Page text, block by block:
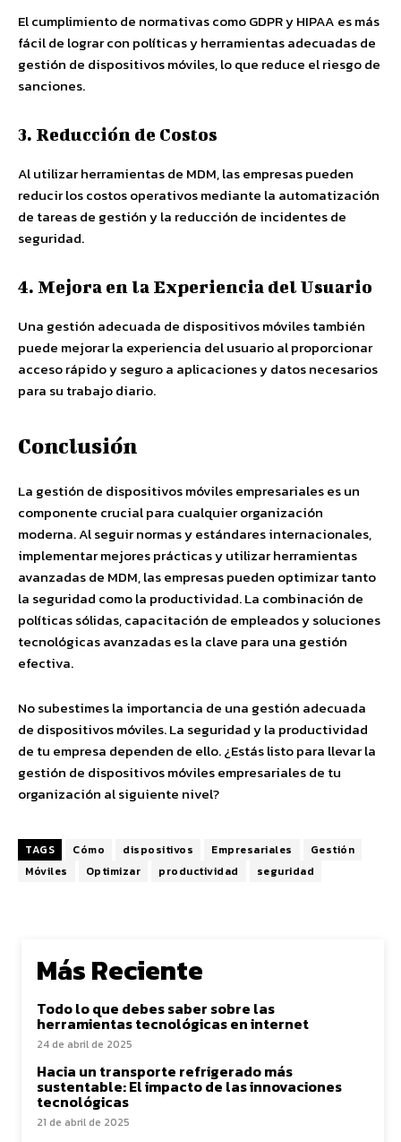
El cumplimiento de normativas como GDPR y HIPAA es más
fácil de lograr con políticas y herramientas adecuadas de
gestión de dispositivos móviles, lo que reduce el riesgo de
sanciones.
3. Reducción de Costos
Al utilizar herramientas de MDM, las empresas pueden
reducir los costos operativos mediante la automatización
de tareas de gestión y la reducción de incidentes de
seguridad.
4. Mejora en la Experiencia del Usuario
Una gestión adecuada de dispositivos móviles también
puede mejorar la experiencia del usuario al proporcionar
acceso rápido y seguro a aplicaciones y datos necesarios
para su trabajo diario.
Conclusión
La gestión de dispositivos móviles empresariales es un
componente crucial para cualquier organización
moderna. Al seguir normas y estándares internacionales,
implementar mejores prácticas y utilizar herramientas
avanzadas de MDM, las empresas pueden optimizar tanto
la seguridad como la productividad. La combinación de
políticas sólidas, capacitación de empleados y soluciones
tecnológicas avanzadas es la clave para una gestión
efectiva.
No subestimes la importancia de una gestión adecuada
de dispositivos móviles. La seguridad y la productividad
de tu empresa dependen de ello. ¿Estás listo para llevar la
gestión de dispositivos móviles empresariales de tu
organización al siguiente nivel?
TAGS Cómo dispositivos Empresariales
Gestión
Móviles
Optimizar productividad seguridad
Más Reciente
Todo lo que debes saber sobre las
herramientas tecnológicas en internet
24 de abril de 2025
Hacia un transporte refrigerado más
sustentable: El impacto de las innovaciones
tecnológicas
21 de abril de 2025